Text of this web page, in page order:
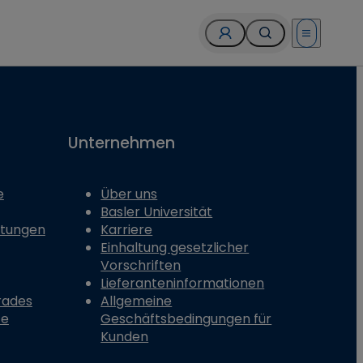
Open menu
Unternehmen
Über uns
Basler Universität
Karriere
Einhaltung gesetzlicher
Vorschriften
Lieferanteninformationen
Allgemeine
Geschäftsbedingungen für
Kunden